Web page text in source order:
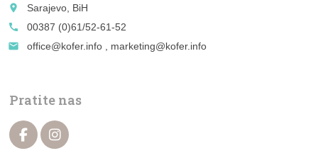
place
Sarajevo, BiH
call
00387 (0)61/52-61-52
email
office@kofer.info , marketing@kofer.info
Pratite nas